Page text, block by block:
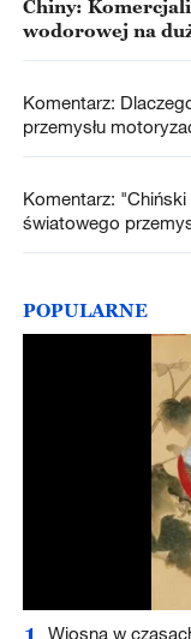
Chiny:
wodorowej na
Komentarz:
przemysłu
Komentarz:
światowego
POPULARNE
Wiosna w